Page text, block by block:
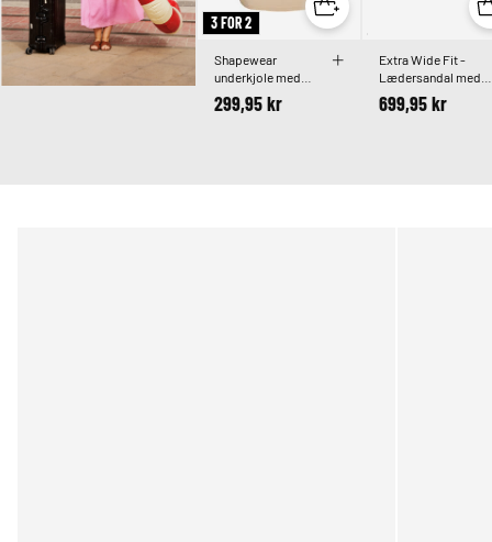
3 FOR 2
Shapewear
underkjole med
tynde stropper
299,95 kr
Extra Wide Fit -
Lædersandal med
krydsremme
699,95 kr